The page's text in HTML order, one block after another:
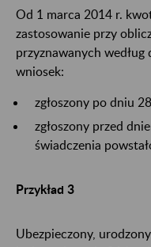
Od 1 marca 2014 r.
zastosowanie przy
przyznawanych
wniosek:
zgłoszony po dniu
zgłoszony przed
świadczenia
Przykład 3
Ubezpieczony,